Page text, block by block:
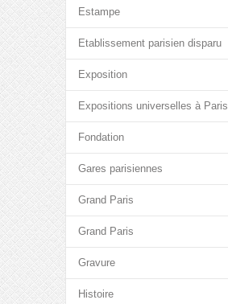
Estampe
Etablissement parisien disparu
Exposition
Expositions universelles à Paris
Fondation
Gares parisiennes
Grand Paris
Grand Paris
Gravure
Histoire